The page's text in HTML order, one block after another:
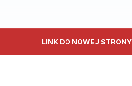
LINK DO NOWEJ STRONY